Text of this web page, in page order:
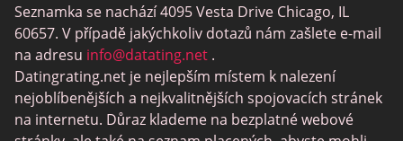
MeetMindful
Seznamka BDSM
BBPeopleMeet
Stránky Sugar Daddy
Seznamka se nachází 4095 Vesta Drive Chicago, IL
60657. V případě jakýchkoliv dotazů nám zašlete e-mail
na adresu info@datating.net .
Datingrating.net je nejlepším místem k nalezení
nejoblíbenějších a nejkvalitnějších spojovacích stránek
na internetu. Důraz klademe na bezplatné webové